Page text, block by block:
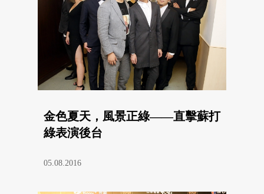
金色夏天，風景正綠——直擊蘇打
綠表演後台
05.08.2016